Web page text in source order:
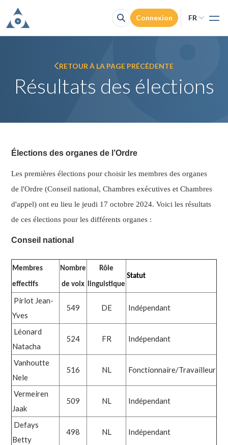
Je cherche un
Connexion FR
NL
RETOUR À LA PAGE PRÉCÉDENTE
Résultats des élections
Élections des organes de l’Ordre
Les premières élections pour choisir les membres des organes
de l'Ordre (Conseil national, Chambres exécutives et Chambres
d'appel) ont eu lieu le jeudi 17 octobre 2024. Voici les résultats
de ces élections pour les différents organes :
Conseil national
Membres
effectifs
Nombre
de voix
Rôle
linguistique
Statut
Pirlot Jean-
Yves
549 DE Indépendant
Léonard
Natacha
524 FR Indépendant
Vanhoutte
Nele
516 NL Fonctionnaire/Travailleur
Vermeiren
Jaak
509 NL Indépendant
Defays
Betty
498 NL Indépendant